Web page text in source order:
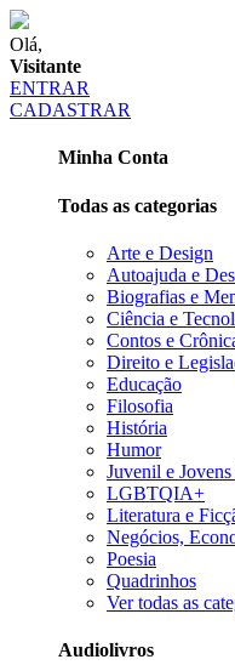
Olá,
Visitante
ENTRAR
CADASTRAR
Minha Conta
Todas as categorias
Arte e Design
Autoajuda e
Biografias e
Ciência e
Contos e
Direito e
Educação
Filosofia
História
Humor
Juvenil e
LGBTQIA+
Literatura e
Negócios,
Poesia
Quadrinhos
Ver todas as
Audiolivros